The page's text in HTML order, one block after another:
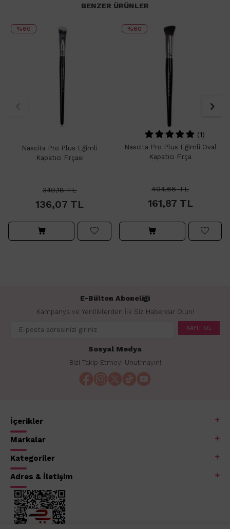
BENZER ÜRÜNLER
%60
Nascita Pro Plus Eğimli
Kapatıcı Fırçası
340,18TL
136,07 TL
%60
(1)
Nascita Pro Plus Eğimli Oval
Kapatıcı Fırça
404,66TL
161,87TL
E-Bülten Aboneliği
Kampanya ve Yeniliklerden İlk Siz Haberdar Olun!
KAYIT OL
Sosyal Medya
Bizi Takip Etmeyi Unutmayın!
İçerikler
Markalar
Kategoriler
Adres & İletişim